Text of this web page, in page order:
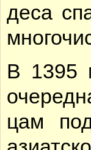
де­са
В 1395
цам